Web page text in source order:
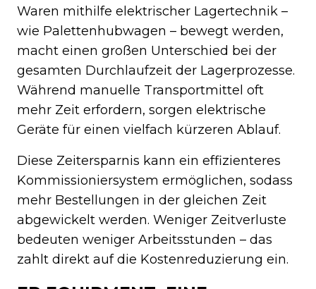
Waren mithilfe elektrischer Lagertechnik –
wie Palettenhubwagen – bewegt werden,
macht einen großen Unterschied bei der
gesamten Durchlaufzeit der Lagerprozesse.
Während manuelle Transportmittel oft
mehr Zeit erfordern, sorgen elektrische
Geräte für einen vielfach kürzeren Ablauf.
Diese Zeitersparnis kann ein effizienteres
Kommissioniersystem ermöglichen, sodass
mehr Bestellungen in der gleichen Zeit
abgewickelt werden. Weniger Zeitverluste
bedeuten weniger Arbeitsstunden – das
zahlt direkt auf die Kostenreduzierung ein.